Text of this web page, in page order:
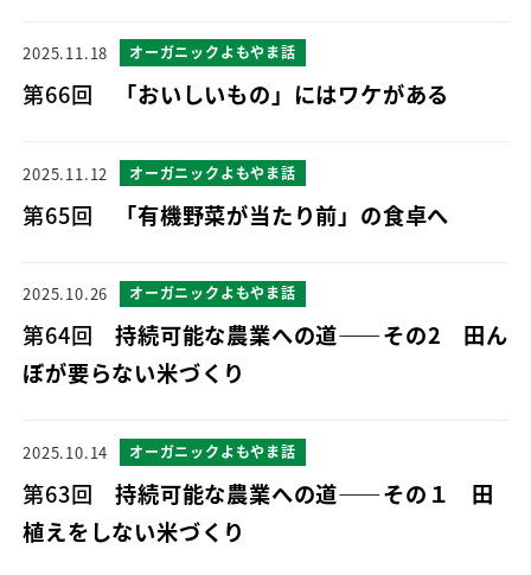
第66回 「おいしいもの」にはワケがある
2025.11.18 オーガニックよもやま話
第65回 「有機野菜が当たり前」の食卓へ
2025.11.12 オーガニックよもやま話
第64回持続可能な農業への道――その2 田ん
ぼが要らない米づくり
2025.10.26 オーガニックよもやま話
第63回持続可能な農業への道――その１ 田
植えをしない米づくり
2025.10.14 オーガニックよもやま話